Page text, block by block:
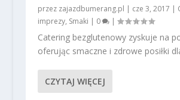
przez zajazdbumerang.pl | cze 3, 2017 |
imprezy, Smaki | 0 |
Catering bezglutenowy zyskuje na
oferując smaczne i zdrowe posiłki
CZYTAJ WIĘCEJ